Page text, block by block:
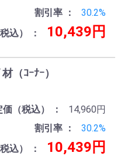
割引率
30.2%
込）
10,439円
（ｺｰﾅｰ）
価（税込）
14,960円
割引率
30.2%
込）
10,439円